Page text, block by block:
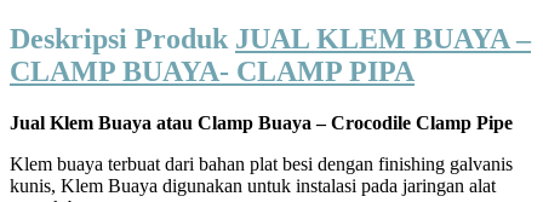
Deskripsi Produk JUAL KLEM BUAYA –
CLAMP BUAYA- CLAMP PIPA
Jual Klem Buaya atau Clamp Buaya – Crocodile Clamp Pipe
Klem buaya terbuat dari bahan plat besi dengan finishing galvanis
kunis, Klem Buaya digunakan untuk instalasi pada jaringan alat